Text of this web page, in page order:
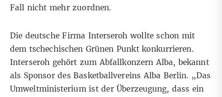
Fall nicht mehr zuordnen.
Die deutsche Firma Interseroh wollte schon mit
dem tschechischen Grünen Punkt konkurrieren.
Interseroh gehört zum Abfallkonzern Alba, bekannt
als Sponsor des Basketballvereins Alba Berlin. „Das
Umweltministerium ist der Überzeugung, dass ein